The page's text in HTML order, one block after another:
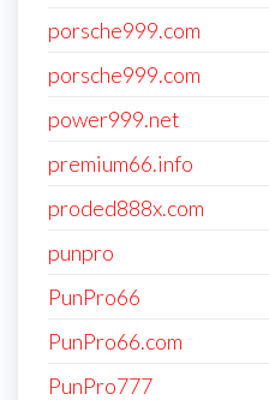
porsche999.com
porsche999.com
power999.net
premium66.info
proded888x.com
punpro
PunPro66
PunPro66.com
PunPro777